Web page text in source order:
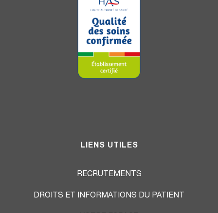
LIENS UTILES
RECRUTEMENTS
DROITS ET INFORMATIONS DU PATIENT